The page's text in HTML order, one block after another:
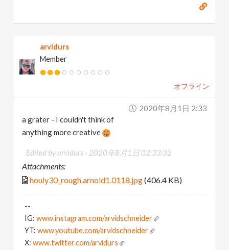
arvidurs
Member
オフライン
2020年8月1日 2:33
a grater - I couldn't think of
anything more creative
Edited by arvidurs - 2020年8月1日 02:33:32
Attachments:
houly30_rough.arnold1.0118.jpg(406.4 KB)
--
IG:www.instagram.com/arvidschneider
YT:www.youtube.com/arvidschneider
X:www.twitter.com/arvidurs